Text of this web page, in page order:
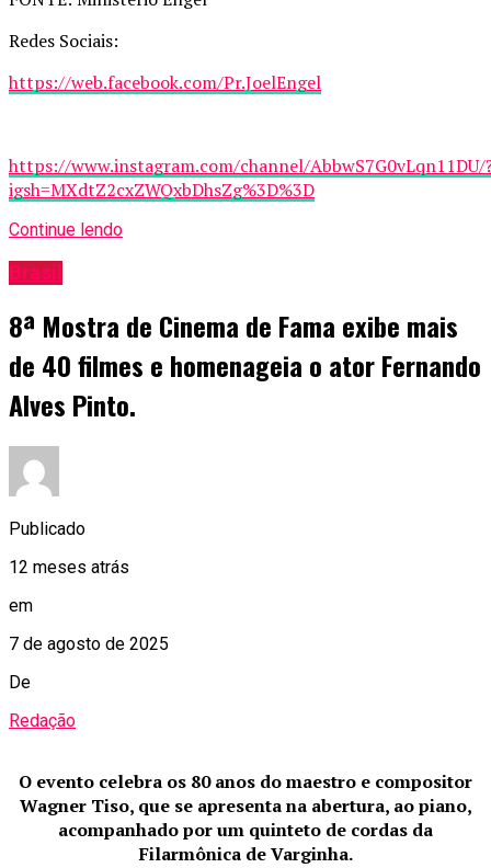
Redes Sociais:
https://web.facebook.com/Pr.JoelEngel
https://www.instagram.com/channel/AbbwS7G0vLqn11DU/
igsh=MXdtZ2cxZWQxbDhsZg%3D%3D
Continue lendo
Brasil
8ª Mostra de Cinema de Fama exibe mais
de 40 filmes e homenageia o ator Fernando
Alves Pinto.
Publicado
12 meses atrás
em
7 de agosto de 2025
De
Redação
O evento celebra os 80 anos do maestro e compositor
Wagner Tiso, que se apresenta na abertura, ao piano,
acompanhado por um quinteto de cordas da
Filarmônica de Varginha.